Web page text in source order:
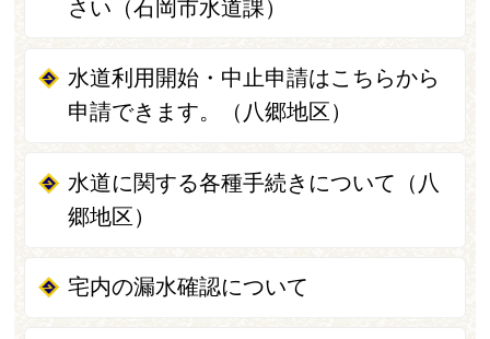
さい（石岡市水道課）
水道利用開始・中止申請はこちらから
申請できます。（八郷地区）
水道に関する各種手続きについて（八
郷地区）
宅内の漏水確認について